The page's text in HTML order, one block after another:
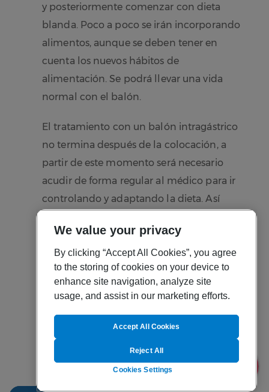
y posteriormente comenzar con dieta
blanda. Poco a poco se irán incorporando
alimentos, aunque se deben tener en
cuenta los nuevos hábitos de
alimentación. Se podrá llevar una vida
normal con el balón.
El tratamiento con un balón intragástrico
no termina después de la colocación, a
partir de este momento será necesario
acudir de forma regular al médico para ir
controlando y adaptando la dieta. Así
solo de alimentación sino también de
actividad física. Es un proceso que en
ocasiones no es fácil por lo que se acude
también a un psicólogo para que prepare
We value your privacy
By clicking “Accept All Cookies”, you agree
to the storing of cookies on your device to
enhance site navigation, analyze site
usage, and assist in our marketing efforts.
Cookies Settings
Reject All
Accept All Cookies